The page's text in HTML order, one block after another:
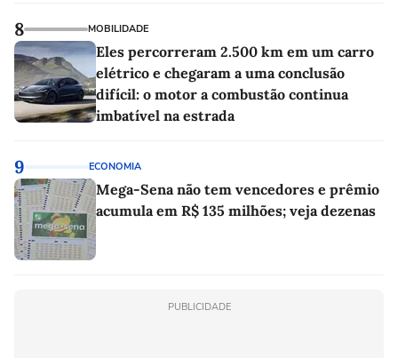
8 MOBILIDADE
Eles percorreram 2.500 km em um carro
elétrico e chegaram a uma conclusão
difícil: o motor a combustão continua
imbatível na estrada
9 ECONOMIA
Mega-Sena não tem vencedores e prêmio
acumula em R$ 135 milhões; veja dezenas
PUBLICIDADE